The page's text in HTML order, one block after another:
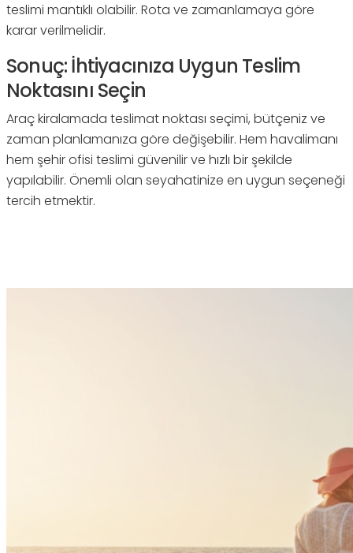
teslimi mantıklı olabilir. Rota ve zamanlamaya göre
karar verilmelidir.
Sonuç: İhtiyacınıza Uygun Teslim
Noktasını Seçin
Araç kiralamada teslimat noktası seçimi, bütçeniz ve
zaman planlamanıza göre değişebilir. Hem havalimanı
hem şehir ofisi teslimi güvenilir ve hızlı bir şekilde
yapılabilir. Önemli olan seyahatinize en uygun seçeneği
tercih etmektir.